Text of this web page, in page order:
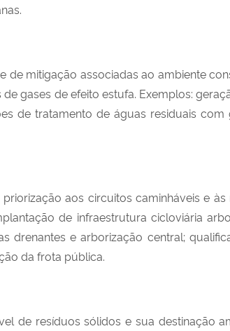
de mitigação associadas ao ambiente
gases de efeito estufa. Exemplos:
de tratamento de águas residuais
aos circuitos caminháveis e
de infraestrutura cicloviária
drenantes e arborização central;
da frota pública.
de resíduos sólidos e sua destinação